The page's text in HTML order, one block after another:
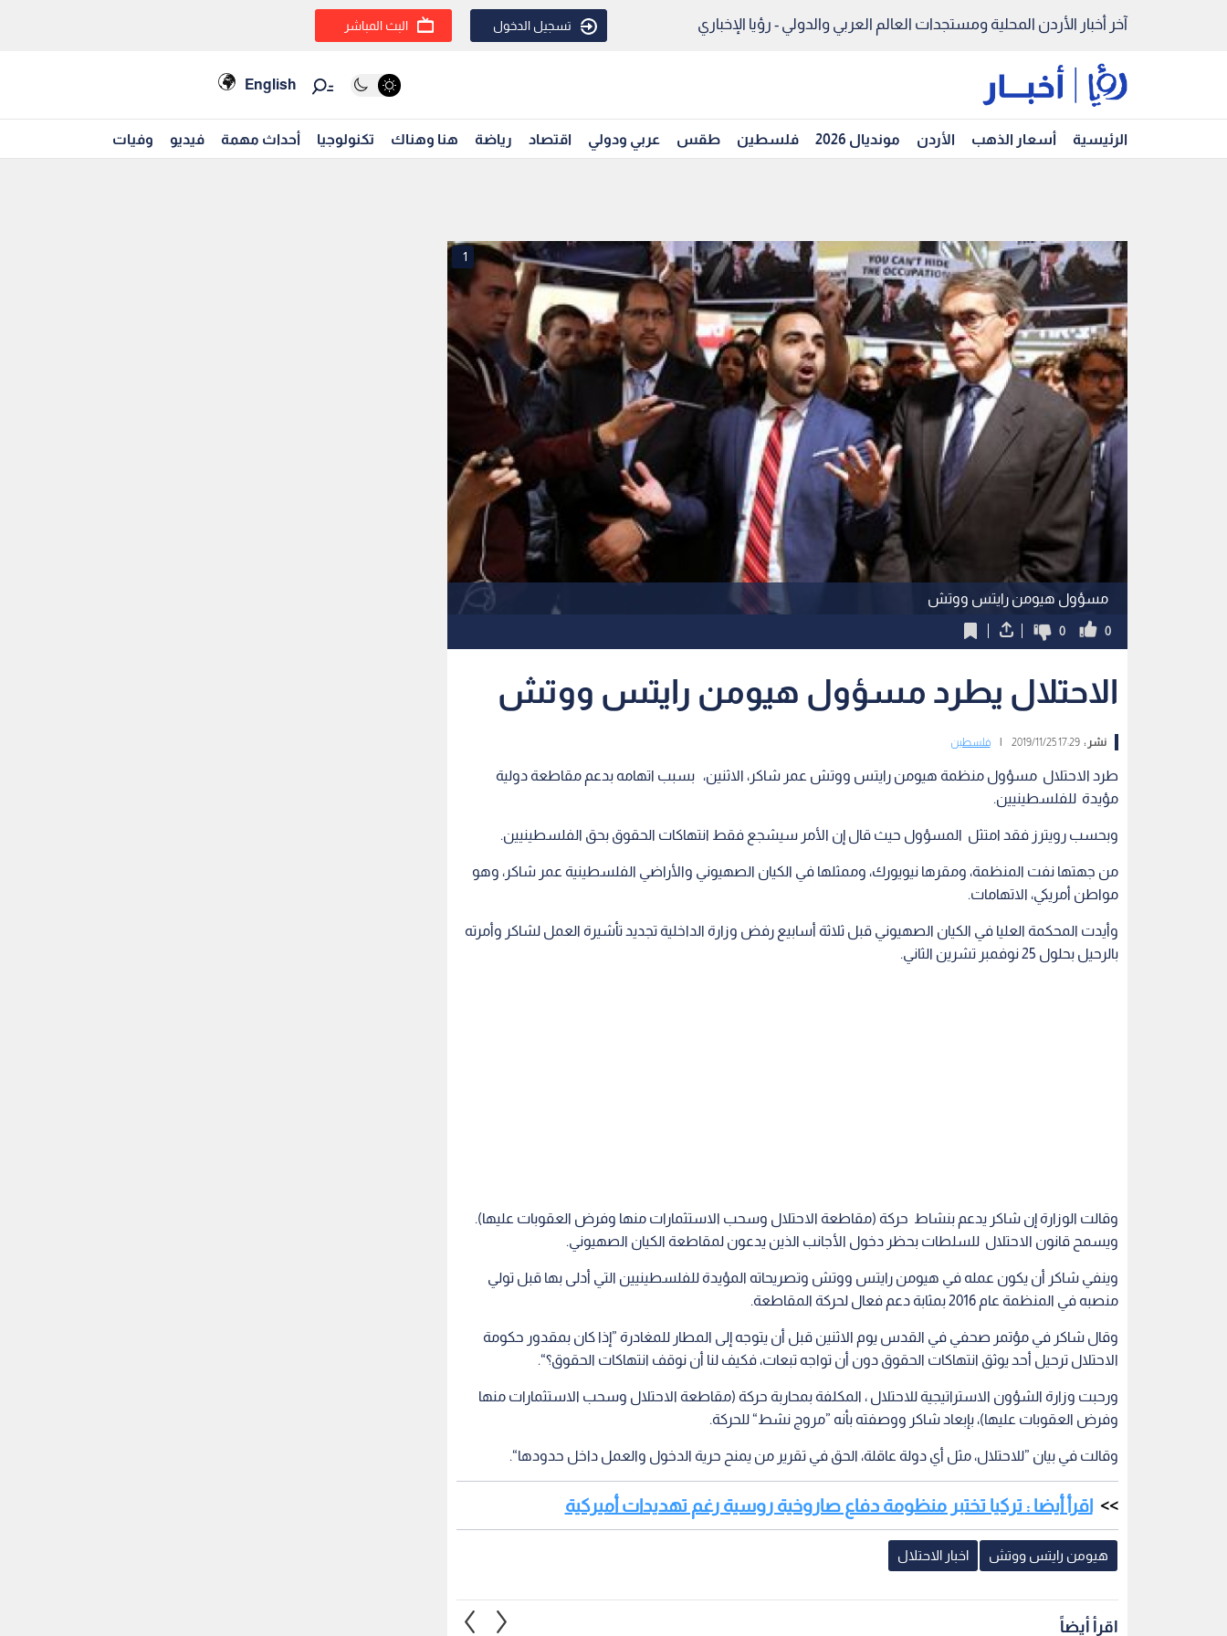
آخر أخبار الأردن المحلية ومستجدات العالم العربي والدولي - رؤيا الإخباري تسجيل الدخول البث المباشر
English
الرئيسية أسعار الذهب الأردن مونديال 2026 فلسطين طقس عربي ودولي اقتصاد رياضة هنا وهناك تكنولوجيا أحداث مهمة فيديو وفيات
مسؤول هيومن رايتس ووتش
1
0
0
الاحتلال يطرد مسؤول هيومن رايتس ووتش
نشر :17:29 2019/11/25 فلسطين
طرد الاحتلال مسؤول منظمة هيومن رايتس ووتش عمر شاكر، الاثنين، بسبب اتهامه بدعم مقاطعة دولية
مؤيدة للفلسطينيين.
وبحسب رويترز فقد امتثل المسؤول حيث قال إن الأمر سيشجع فقط انتهاكات الحقوق بحق الفلسطينيين.
من جهتها نفت المنظمة، ومقرها نيويورك، وممثلها في الكيان الصهيوني والأراضي الفلسطينية عمر شاكر، وهو
مواطن أمريكي، الاتهامات.
وأيدت المحكمة العليا في الكيان الصهيوني قبل ثلاثة أسابيع رفض وزارة الداخلية تجديد تأشيرة العمل لشاكر وأمرته
بالرحيل بحلول 25 نوفمبر تشرين الثاني.
وقالت الوزارة إن شاكر يدعم بنشاط حركة (مقاطعة الاحتلال وسحب الاستثمارات منها وفرض العقوبات عليها).
ويسمح قانون الاحتلال للسلطات بحظر دخول الأجانب الذين يدعون لمقاطعة الكيان الصهيوني.
وينفي شاكر أن يكون عمله في هيومن رايتس ووتش وتصريحاته المؤيدة للفلسطينيين التي أدلى بها قبل تولي
منصبه في المنظمة عام 2016 بمثابة دعم فعال لحركة المقاطعة.
وقال شاكر في مؤتمر صحفي في القدس يوم الاثنين قبل أن يتوجه إلى المطار للمغادرة ”إذا كان بمقدور حكومة
الاحتلال ترحيل أحد يوثق انتهاكات الحقوق دون أن تواجه تبعات، فكيف لنا أن نوقف انتهاكات الحقوق؟“.
ورحبت وزارة الشؤون الاستراتيجية للاحتلال ، المكلفة بمحاربة حركة (مقاطعة الاحتلال وسحب الاستثمارات منها
وفرض العقوبات عليها)، بإبعاد شاكر ووصفته بأنه ”مروج نشط“ للحركة.
وقالت في بيان ”للاحتلال، مثل أي دولة عاقلة، الحق في تقرير من يمنح حرية الدخول والعمل داخل حدودها“.
اقرأ أيضا : تركيا تختبر منظومة دفاع صاروخية روسية رغم تهديدات أميركية
هيومن رايتس ووتش اخبار الاحتلال
اقرأ أيضاً